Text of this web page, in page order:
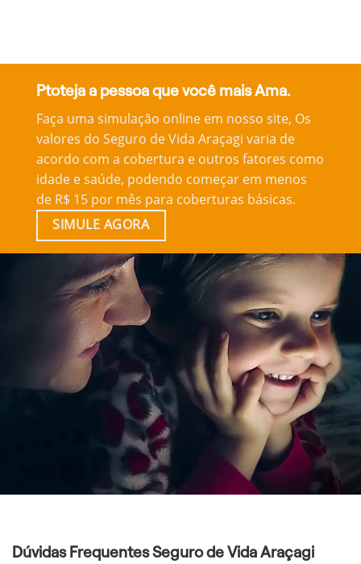
Ptoteja a pessoa que você mais Ama.
Faça uma simulação online em nosso site, Os
valores do Seguro de Vida Araçagi varia de
acordo com a cobertura e outros fatores como
idade e saúde, podendo começar em menos
de R$ 15 por mês para coberturas básicas.
SIMULE AGORA
Dúvidas Frequentes Seguro de Vida Araçagi